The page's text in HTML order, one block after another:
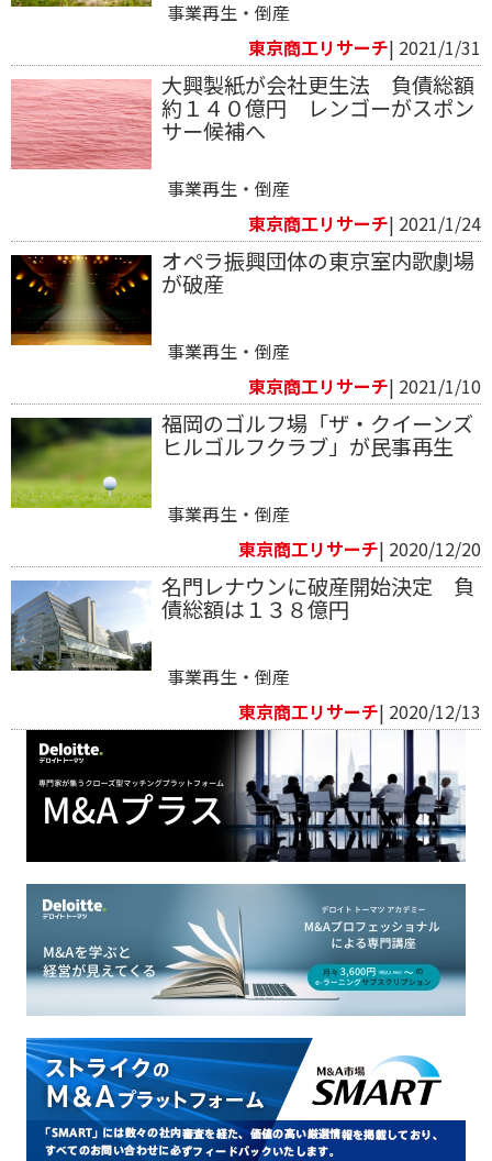
事業再生・倒産
東京商工リサーチ| 2021/1/31
大興製紙が会社更生法 負債総額
約１４０億円 レンゴーがスポン
サー候補へ
事業再生・倒産
東京商工リサーチ| 2021/1/24
オペラ振興団体の東京室内歌劇場
が破産
事業再生・倒産
東京商工リサーチ| 2021/1/10
福岡のゴルフ場「ザ・クイーンズ
ヒルゴルフクラブ」が民事再生
事業再生・倒産
東京商工リサーチ| 2020/12/20
名門レナウンに破産開始決定 負
債総額は１３８億円
事業再生・倒産
東京商工リサーチ| 2020/12/13